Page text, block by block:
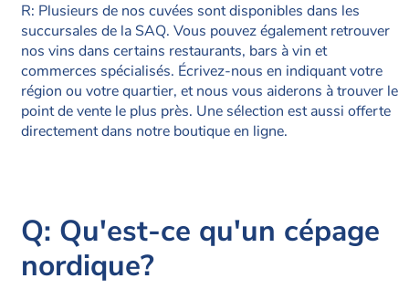
R: Plusieurs de nos cuvées sont disponibles dans les
succursales de la SAQ. Vous pouvez également retrouver
nos vins dans certains restaurants, bars à vin et
commerces spécialisés. Écrivez-nous en indiquant votre
région ou votre quartier, et nous vous aiderons à trouver le
point de vente le plus près. Une sélection est aussi offerte
directement dans notre boutique en ligne.
Q: Qu'est-ce qu'un cépage
nordique?